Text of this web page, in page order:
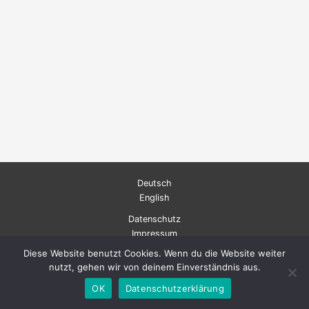
Deutsch
English
Datenschutz
Impressum
Copyright © 2026 | Fachschaftsrat Elektrotechnik - Universität Rostock
Diese Website benutzt Cookies. Wenn du die Website weiter
nutzt, gehen wir von deinem Einverständnis aus.
OK
Datenschutzerklärung